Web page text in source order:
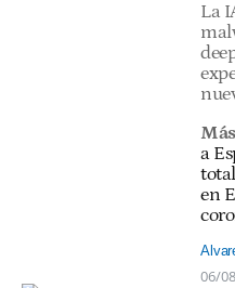
La
a
en
06/